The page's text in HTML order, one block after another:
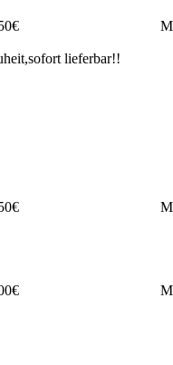
lieferbar!!